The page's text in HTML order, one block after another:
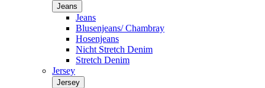
Jeans
Jeans
Blusenjeans/ Chambray
Hosenjeans
Nicht Stretch Denim
Stretch Denim
Jersey
Jersey